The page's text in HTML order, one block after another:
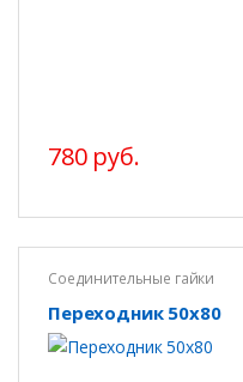
780 руб.
Соединительные гайки
Переходник 50х80